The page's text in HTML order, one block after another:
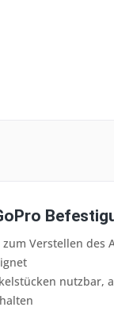
Verstellen des
nutzbar,